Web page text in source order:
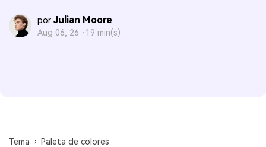
por Julian Moore
Aug 06, 26 · 19 min(s)
Tema
Paleta de colores